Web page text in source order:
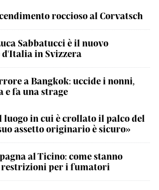
roccioso al Corvatsch
Sabbatucci è il nuovo
in Svizzera
a Bangkok: uccide i nonni,
e fa una strage
luogo in cui è crollato il palco del
assetto originario è sicuro»
al Ticino: come stanno
restrizioni per i fumatori